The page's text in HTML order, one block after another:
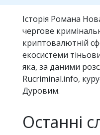
Історія Романа
чергове
криптовалютній
екосистеми
яка, за даними
Rucriminal.info,
Дуровим.
Останні